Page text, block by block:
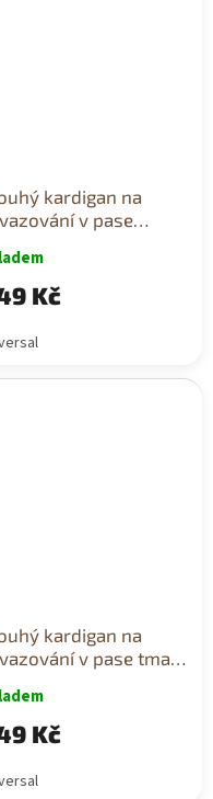
kardigan na
v pase
Kč
kardigan na
v pase tmavě
Kč